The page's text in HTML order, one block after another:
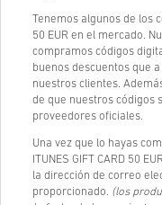
Tenemos algunos de los
50 EUR en el mercado.
compramos códigos
buenos descuentos que
nuestros clientes.
de que nuestros códigos
proveedores oficiales.
Una vez que lo hayas
ITUNES GIFT CARD 50
la dirección de correo
proporcionado. (los